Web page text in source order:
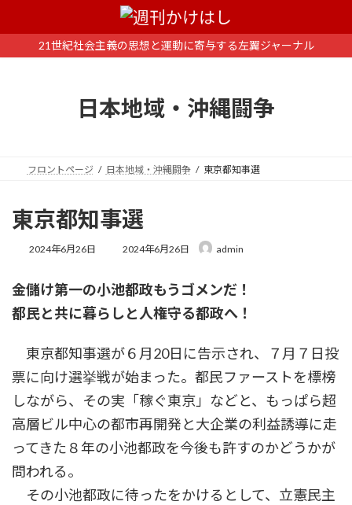
ン
ー
21世紀社会主義の思想と運動に寄与する左翼ジャーナル
日本地域・沖縄闘争
フロントページ 日本地域・沖縄闘争 東京都知事選
東京都知事選
2024年6月26日
最
新
時
2024年6月26日 admin
金儲け第一の小池都政もうゴメンだ！
都民と共に暮らしと人権守る都政へ！
東京都知事選が６月20日に告示され、７月７日投
票に向け選挙戦が始まった。都民ファーストを標榜
しながら、その実「稼ぐ東京」などと、もっぱら超
高層ビル中心の都市再開発と大企業の利益誘導に走
ってきた８年の小池都政を今後も許すのかどうかが
問われる。
その小池都政に待ったをかけるとして、立憲民主